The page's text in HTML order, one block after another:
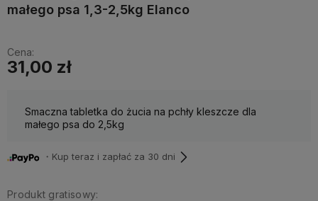
małego psa 1,3-2,5kg Elanco
Cena:
31,00 zł
Smaczna tabletka do żucia na pchły kleszcze dla
małego psa do 2,5kg
・Kup teraz i zapłać za 30 dni
Produkt gratisowy: